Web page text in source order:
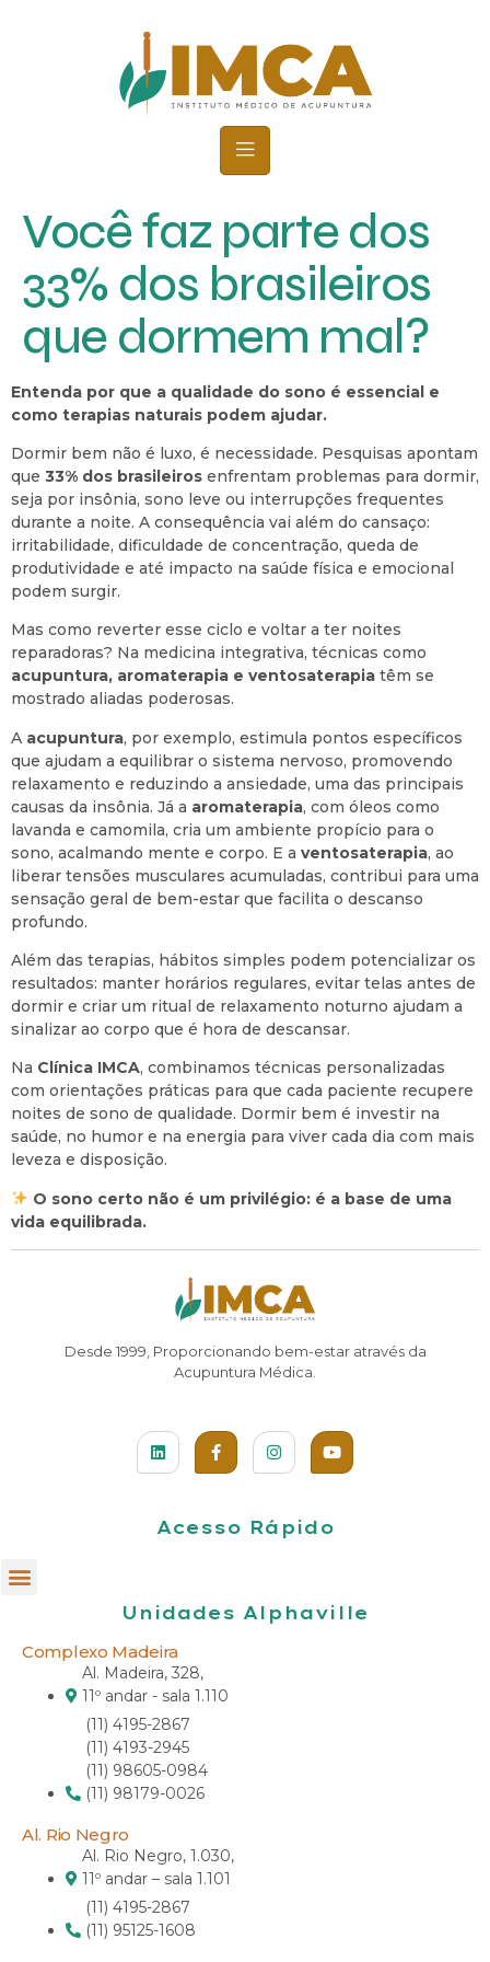
Você faz parte dos
33% dos brasileiros
que dormem mal?
Entenda por que a qualidade do sono é essencial e
como terapias naturais podem ajudar.
Dormir bem não é luxo, é necessidade. Pesquisas apontam
que 33% dos brasileiros enfrentam problemas para dormir,
seja por insônia, sono leve ou interrupções frequentes
durante a noite. A consequência vai além do cansaço:
irritabilidade, dificuldade de concentração, queda de
produtividade e até impacto na saúde física e emocional
podem surgir.
Mas como reverter esse ciclo e voltar a ter noites
reparadoras? Na medicina integrativa, técnicas como
acupuntura, aromaterapia e ventosaterapia têm se
mostrado aliadas poderosas.
A acupuntura, por exemplo, estimula pontos específicos
que ajudam a equilibrar o sistema nervoso, promovendo
relaxamento e reduzindo a ansiedade, uma das principais
causas da insônia. Já a aromaterapia, com óleos como
lavanda e camomila, cria um ambiente propício para o
sono, acalmando mente e corpo. E a ventosaterapia, ao
liberar tensões musculares acumuladas, contribui para uma
sensação geral de bem-estar que facilita o descanso
profundo.
Além das terapias, hábitos simples podem potencializar os
resultados: manter horários regulares, evitar telas antes de
dormir e criar um ritual de relaxamento noturno ajudam a
sinalizar ao corpo que é hora de descansar.
Na Clínica IMCA, combinamos técnicas personalizadas
com orientações práticas para que cada paciente recupere
noites de sono de qualidade. Dormir bem é investir na
saúde, no humor e na energia para viver cada dia com mais
leveza e disposição.
O sono certo não é um privilégio: é a base de uma
vida equilibrada.
Desde 1999, Proporcionando bem-estar através da
Acupuntura Médica.
Acesso Rápido
Unidades Alphaville
Complexo Madeira
Al. Madeira, 328,
11º andar - sala 1.110
(11) 4195-2867
(11) 4193-2945
(11) 98605-0984
(11) 98179-0026
Al. Rio Negro
Al. Rio Negro, 1.030,
11º andar – sala 1.101
(11) 4195-2867
(11) 95125-1608